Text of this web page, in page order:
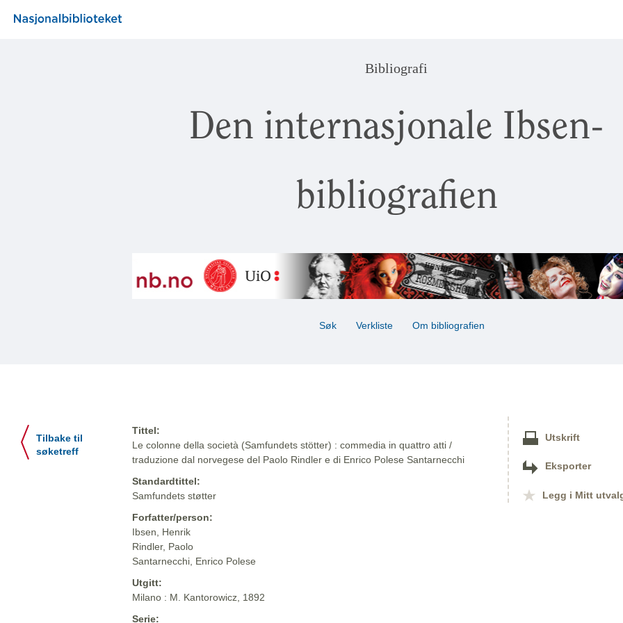
Bibliografi
Den internasjonale Ibsen-
bibliografien
Søk Verkliste Om bibliografien
Tilbake til
søketreff
Tittel:
Le colonne della società (Samfundets stötter) : commedia in quattro atti /
traduzione dal norvegese del Paolo Rindler e di Enrico Polese Santarnecchi
Standardtittel:
Samfundets støtter
Forfatter/person:
Ibsen, Henrik
Rindler, Paolo
Santarnecchi, Enrico Polese
Utgitt:
Milano : M. Kantorowicz, 1892
Serie:
Utskrift
Eksporter
Legg i Mitt